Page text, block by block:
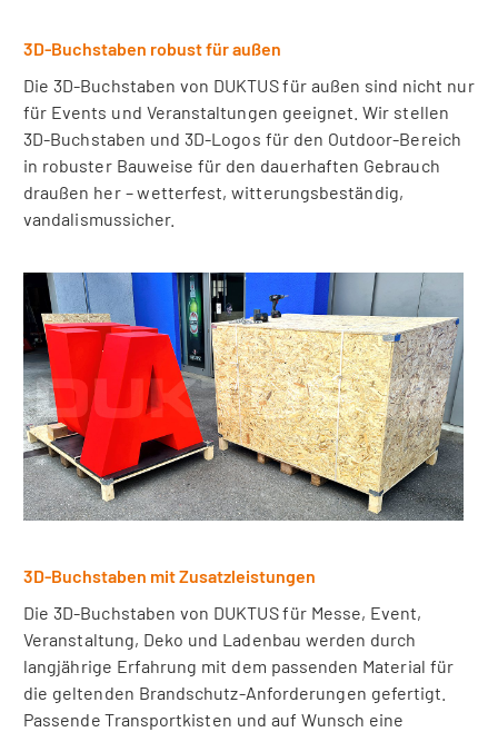
3D-Buchstaben robust für außen
Die 3D-Buchstaben von DUKTUS für außen sind nicht nur
für Events und Veranstaltungen geeignet. Wir stellen
3D-Buchstaben und 3D-Logos für den Outdoor-Bereich
in robuster Bauweise für den dauerhaften Gebrauch
draußen her – wetterfest, witterungsbeständig,
vandalismussicher.
3D-Buchstaben mit Zusatzleistungen
Die 3D-Buchstaben von DUKTUS für Messe, Event,
Veranstaltung, Deko und Ladenbau werden durch
langjährige Erfahrung mit dem passenden Material für
die geltenden Brandschutz-Anforderungen gefertigt.
Passende Transportkisten und auf Wunsch eine